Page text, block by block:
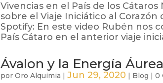
Vivencias en el País de los
sobre el Viaje Iniciático al Corazón
Spotify: En este video Rubén nos
País Cátaro en el anterior viaje
Ávalon y la Energía Áurea
porOro Alquimia |Jun 29, 2020 | Blog |0